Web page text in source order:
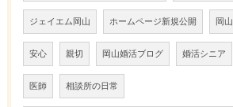
ジェイエム岡山 ホームページ新規公開 岡山
安心 親切 岡山婚活ブログ 婚活シニア
医師 相談所の日常